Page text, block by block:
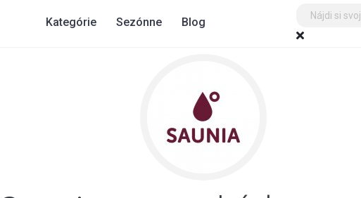
Kategórie Sezónne Blog